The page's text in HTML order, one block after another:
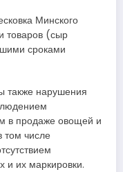
Минского
товаров (сыр
сроками
также нарушения
в продаже овощей и
том числе
и их маркировки.